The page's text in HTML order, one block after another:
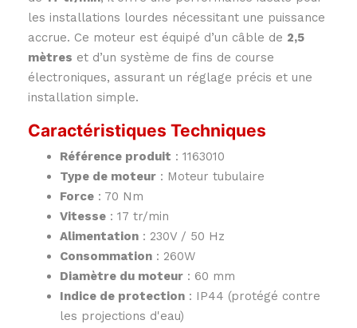
les installations lourdes nécessitant une puissance
accrue. Ce moteur est équipé d’un câble de 2,5
mètres et d’un système de fins de course
électroniques, assurant un réglage précis et une
installation simple.
Caractéristiques Techniques
Référence produit : 1163010
Type de moteur : Moteur tubulaire
Force : 70 Nm
Vitesse : 17 tr/min
Alimentation : 230V / 50 Hz
Consommation : 260W
Diamètre du moteur : 60 mm
Indice de protection : IP44 (protégé contre
les projections d'eau)